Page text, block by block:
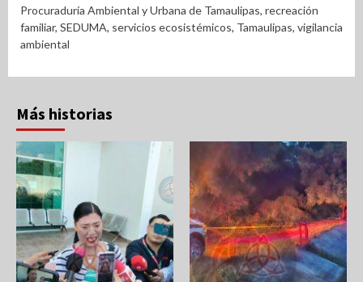
Procuraduría Ambiental y Urbana de Tamaulipas, recreación
familiar, SEDUMA, servicios ecosistémicos, Tamaulipas, vigilancia
ambiental
Más historias